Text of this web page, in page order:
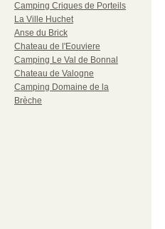
Camping Criques de Porteils
La Ville Huchet
Anse du Brick
Chateau de l'Eouviere
Camping Le Val de Bonnal
Chateau de Valogne
Camping Domaine de la
Brèche